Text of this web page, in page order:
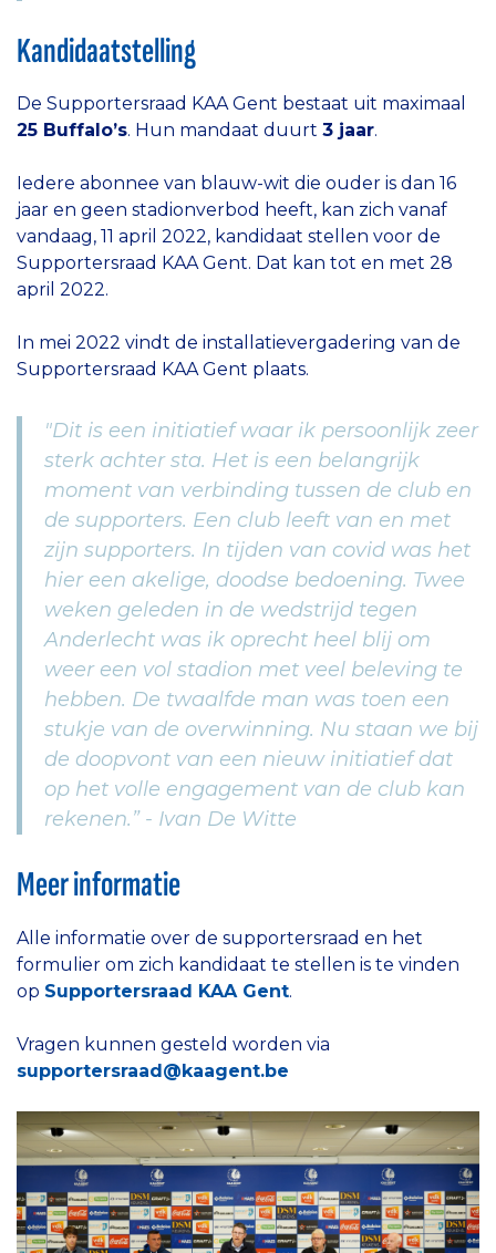
Kandidaatstelling
De Supportersraad KAA Gent bestaat uit maximaal
25 Buffalo’s. Hun mandaat duurt 3 jaar.
Iedere abonnee van blauw-wit die ouder is dan 16
jaar en geen stadionverbod heeft, kan zich vanaf
vandaag, 11 april 2022, kandidaat stellen voor de
Supportersraad KAA Gent. Dat kan tot en met 28
april 2022.
In mei 2022 vindt de installatievergadering van de
Supportersraad KAA Gent plaats.
"Dit is een initiatief waar ik persoonlijk zeer
sterk achter sta. Het is een belangrijk
moment van verbinding tussen de club en
de supporters. Een club leeft van en met
zijn supporters. In tijden van covid was het
hier een akelige, doodse bedoening. Twee
weken geleden in de wedstrijd tegen
Anderlecht was ik oprecht heel blij om
weer een vol stadion met veel beleving te
hebben. De twaalfde man was toen een
stukje van de overwinning. Nu staan we bij
de doopvont van een nieuw initiatief dat
op het volle engagement van de club kan
rekenen.” - Ivan De Witte
Meer informatie
Alle informatie over de supportersraad en het
formulier om zich kandidaat te stellen is te vinden
op Supportersraad KAA Gent.
Vragen kunnen gesteld worden via
supportersraad@kaagent.be